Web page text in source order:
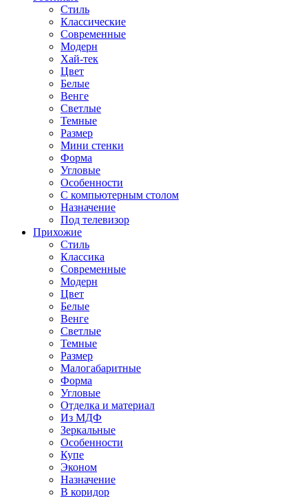
Стиль
Классические
Современные
Модерн
Хай-тек
Цвет
Белые
Венге
Светлые
Темные
Размер
Мини стенки
Форма
Угловые
Особенности
С компьютерным столом
Назначение
Под телевизор
Прихожие
Стиль
Классика
Современные
Модерн
Цвет
Белые
Венге
Светлые
Темные
Размер
Малогабаритные
Форма
Угловые
Отделка и материал
Из МДФ
Зеркальные
Особенности
Купе
Эконом
Назначение
В коридор